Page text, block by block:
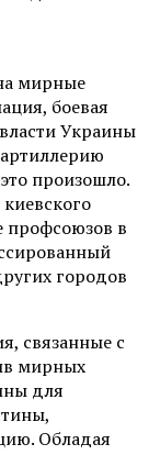
мирные
боевая
Украины
произошло.
профсоюзов в
городов
связанные с
мирных
для
Обладая